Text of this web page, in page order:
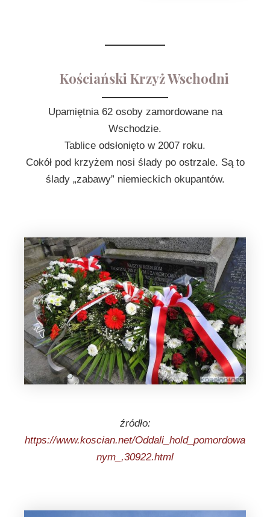
Kościański Krzyż Wschodni
Upamiętnia 62 osoby zamordowane na
Wschodzie.
Tablice odsłonięto w 2007 roku.
Cokół pod krzyżem nosi ślady po ostrzale. Są to
ślady „zabawy” niemieckich okupantów.
źródło:
https://www.koscian.net/Oddali_hold_pomordowa
nym_,30922.html